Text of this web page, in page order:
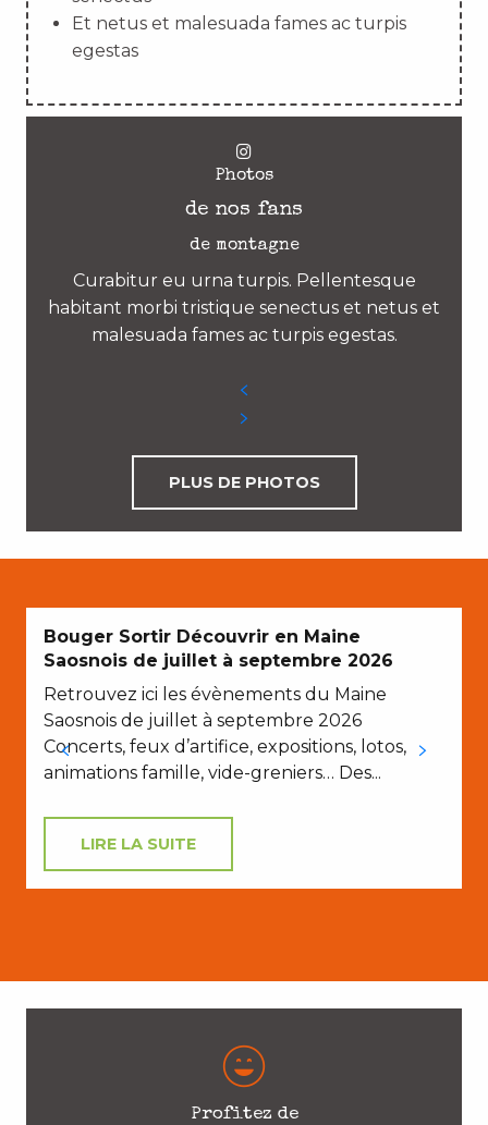
Et netus et malesuada fames ac turpis
egestas
Photos
de nos fans
de montagne
Curabitur eu urna turpis. Pellentesque
habitant morbi tristique senectus et netus et
malesuada fames ac turpis egestas.
PLUS DE PHOTOS
Bouger Sortir Découvrir en Maine
Saosnois de juillet à septembre 2026
Retrouvez ici les évènements du Maine
Saosnois de juillet à septembre 2026
Concerts, feux d’artifice, expositions, lotos,
animations famille, vide-greniers… Des...
LIRE LA SUITE
Profitez de